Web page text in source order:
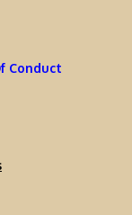
Conduct